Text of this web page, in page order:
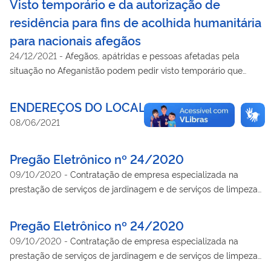
Visto temporário e da autorização de
residência para fins de acolhida humanitária
para nacionais afegãos
24/12/2021 - Afegãos, apátridas e pessoas afetadas pela
situação no Afeganistão podem pedir visto temporário que
ENDEREÇOS DO LOCAL DE COLETA
08/06/2021
Pregão Eletrônico nº 24/2020
09/10/2020 - Contratação de empresa especializada na
prestação de serviços de jardinagem e de serviços de limpeza,
em regime de dedicação exclusiva, nas dependências e
instalações do Ministério da Justiça e Segurança Pública -
MJSP, do Arquivo Central e do Arquivo Nacional, a ser
Pregão Eletrônico nº 24/2020
09/10/2020 - Contratação de empresa especializada na
prestação de serviços de jardinagem e de serviços de limpeza,